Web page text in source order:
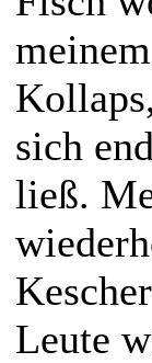
sich
ließ.
Leute